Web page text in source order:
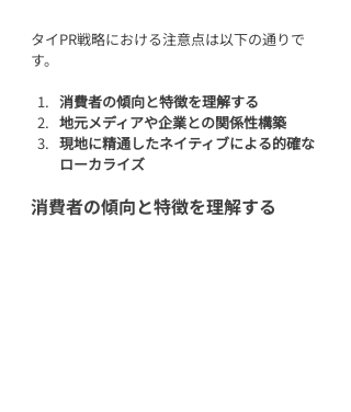
タイPR戦略における注意点は以下の通りで
す。
消費者の傾向と特徴を理解する
地元メディアや企業との関係性構築
現地に精通したネイティブによる的確な
ローカライズ
消費者の傾向と特徴を理解する